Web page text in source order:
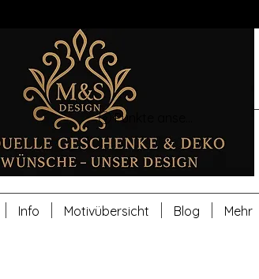
Info Motivübersicht Blog Mehr